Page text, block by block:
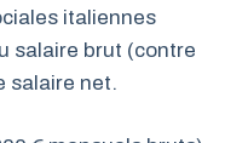
italiennes
salaire brut (contre
salaire net.